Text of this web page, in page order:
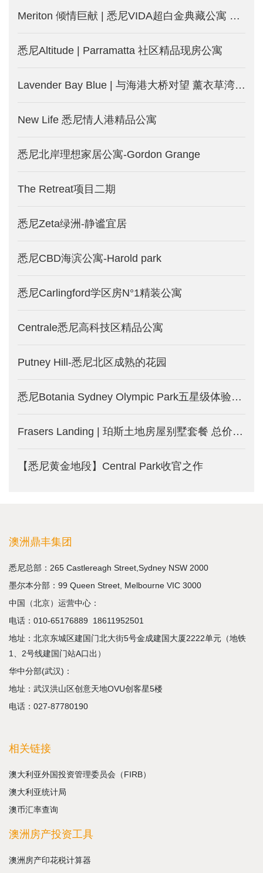
Meriton 倾情巨献 | 悉尼VIDA超白金典藏公寓 打开生活新模式
悉尼Altitude | Parramatta 社区精品现房公寓
Lavender Bay Blue | 与海港大桥对望 薰衣草湾的“蓝”漫豪宅
New Life 悉尼情人港精品公寓
悉尼北岸理想家居公寓-Gordon Grange
The Retreat项目二期
悉尼Zeta绿洲-静谧宜居
悉尼CBD海滨公寓-Harold park
悉尼Carlingford学区房N°1精装公寓
Centrale悉尼高科技区精品公寓
Putney Hill-悉尼北区成熟的花园
悉尼Botania Sydney Olympic Park五星级体验式公寓
Frasers Landing | 珀斯土地房屋别墅套餐 总价27.7万澳币起
【悉尼黄金地段】Central Park收官之作
澳洲鼎丰集团
悉尼总部：265 Castlereagh Street,Sydney NSW 2000
墨尔本分部：99 Queen Street, Melbourne VIC 3000
中国（北京）运营中心：
电话： 010-65176889 18611952501
地址：北京东城区建国门北大街5号金成建国大厦2222单元（地铁
1、2号线建国门站A口出）
华中分部(武汉)：
地址：武汉洪山区创意天地OVU创客星5楼
电话：027-87780190
相关链接
澳大利亚外国投资管理委员会（FIRB）
澳大利亚统计局
澳币汇率查询
澳洲房产投资工具
澳洲房产印花税计算器